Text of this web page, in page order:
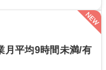
フラを支える/年休127日
務領域に興味がありゼネラ
月平均9時間未満/有